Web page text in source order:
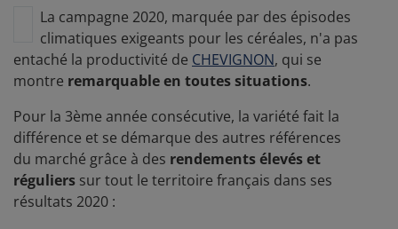
La campagne 2020, marquée par des épisodes
climatiques exigeants pour les céréales, n'a pas
entaché la productivité de CHEVIGNON, qui se
montre remarquable en toutes situations.
Pour la 3ème année consécutive, la variété fait la
différence et se démarque des autres références
du marché grâce à des rendements élevés et
réguliers sur tout le territoire français dans ses
résultats 2020 :